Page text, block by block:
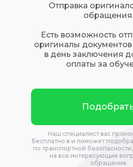
Отправка
обращения.
Есть возможность
оригиналы
в день заключения
оплаты за
Наш специалист вас
бесплатно в и поможет
по транспортной
на все интересующие
обращения